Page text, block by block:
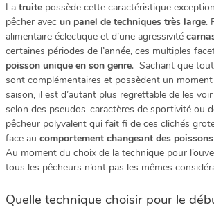
La truite possède cette caractéristique
pêcher avec un panel de techniques très large.
alimentaire éclectique et d’une agressivité
certaines périodes de l’année, ces multiples
poisson unique en son genre. Sachant que
sont complémentaires et possèdent un
saison, il est d’autant plus regrettable de les
selon des pseudos-caractères de sportivité ou
pêcheur polyvalent qui fait fi de ces clichés
face au comportement changeant des
Au moment du choix de la technique pour
tous les pêcheurs n’ont pas les mêmes
Quelle technique choisir pour le